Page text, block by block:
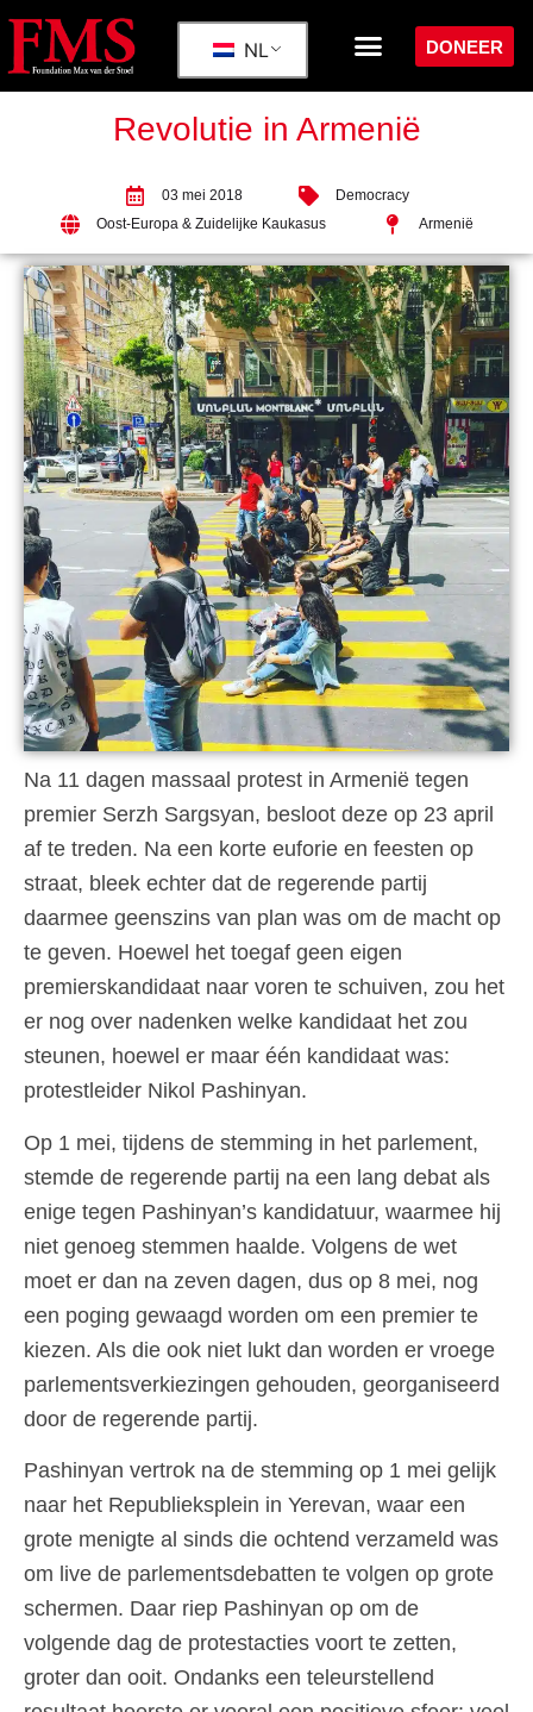
NL DONEER
Revolutie in Armenië
03 mei 2018
Democracy
Oost-Europa & Zuidelijke Kaukasus
Armenië
Na 11 dagen massaal protest in Armenië tegen
premier Serzh Sargsyan, besloot deze op 23 april
af te treden. Na een korte euforie en feesten op
straat, bleek echter dat de regerende partij
daarmee geenszins van plan was om de macht op
te geven. Hoewel het toegaf geen eigen
premierskandidaat naar voren te schuiven, zou het
er nog over nadenken welke kandidaat het zou
steunen, hoewel er maar één kandidaat was:
protestleider Nikol Pashinyan.
Op 1 mei, tijdens de stemming in het parlement,
stemde de regerende partij na een lang debat als
enige tegen Pashinyan’s kandidatuur, waarmee hij
niet genoeg stemmen haalde. Volgens de wet
moet er dan na zeven dagen, dus op 8 mei, nog
een poging gewaagd worden om een premier te
kiezen. Als die ook niet lukt dan worden er vroege
parlementsverkiezingen gehouden, georganiseerd
door de regerende partij.
Pashinyan vertrok na de stemming op 1 mei gelijk
naar het Republieksplein in Yerevan, waar een
grote menigte al sinds die ochtend verzameld was
om live de parlementsdebatten te volgen op grote
schermen. Daar riep Pashinyan op om de
volgende dag de protestacties voort te zetten,
groter dan ooit. Ondanks een teleurstellend